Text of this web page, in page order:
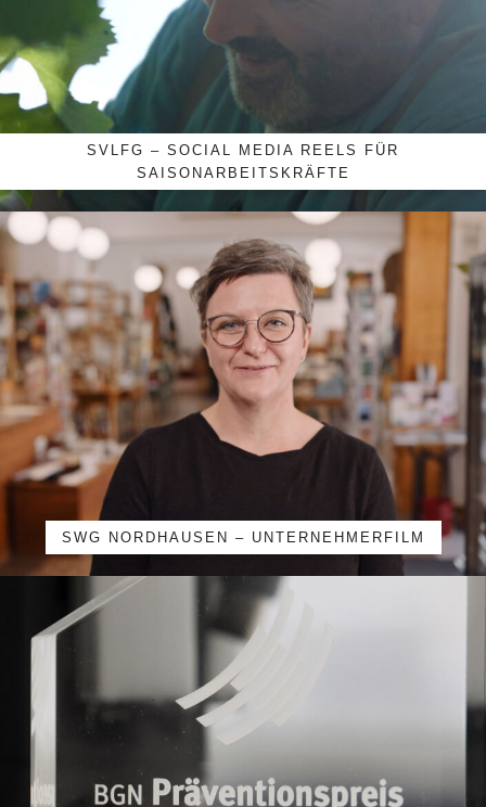
SVLFG – SOCIAL MEDIA REELS FÜR
SAISONARBEITSKRÄFTE
SWG NORDHAUSEN – UNTERNEHMERFILM